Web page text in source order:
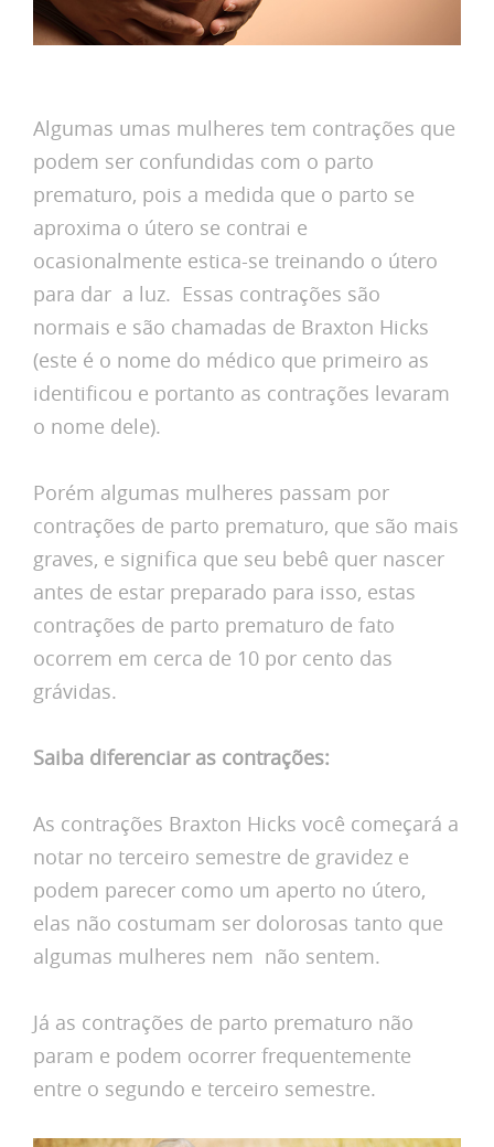
Algumas umas mulheres tem contrações que
podem ser confundidas com o parto
prematuro, pois a medida que o parto se
aproxima o útero se contrai e
ocasionalmente estica-se treinando o útero
para dar a luz. Essas contrações são
normais e são chamadas de Braxton Hicks
(este é o nome do médico que primeiro as
identificou e portanto as contrações levaram
o nome dele).
Porém algumas mulheres passam por
contrações de parto prematuro, que são mais
graves, e significa que seu bebê quer nascer
antes de estar preparado para isso, estas
contrações de parto prematuro de fato
ocorrem em cerca de 10 por cento das
grávidas.
Saiba diferenciar as contrações:
As contrações Braxton Hicks você começará a
notar no terceiro semestre de gravidez e
podem parecer como um aperto no útero,
elas não costumam ser dolorosas tanto que
algumas mulheres nem não sentem.
Já as contrações de parto prematuro não
param e podem ocorrer frequentemente
entre o segundo e terceiro semestre.